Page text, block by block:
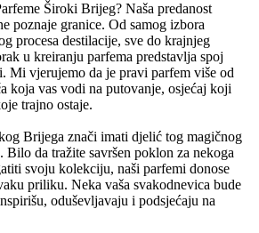
Široki Brijeg? Naša predanost
poznaje granice. Od samog izbora
procesa destilacije, sve do krajnjeg
u kreiranju parfema predstavlja spoj
Mi vjerujemo da je pravi parfem više od
koja vas vodi na putovanje, osjećaj koji
trajno ostaje.
Brijega znači imati djelić tog magičnog
Bilo da tražite savršen poklon za nekoga
svoju kolekciju, naši parfemi donose
priliku. Neka vaša svakodnevica bude
oduševljavaju i podsjećaju na